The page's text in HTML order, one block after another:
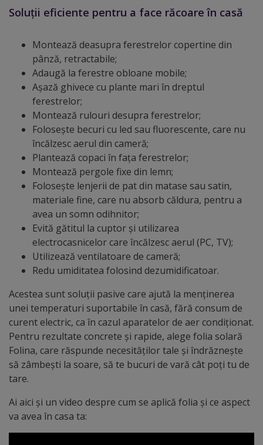
Soluții eficiente pentru a face răcoare în casă
Montează deasupra ferestrelor copertine din
pânză, retractabile;
Adaugă la ferestre obloane mobile;
Așază ghivece cu plante mari în dreptul
ferestrelor;
Montează rulouri desupra ferestrelor;
Folosește becuri cu led sau fluorescente, care nu
încălzesc aerul din cameră;
Plantează copaci în fața ferestrelor;
Montează pergole fixe din lemn;
Folosește lenjerii de pat din matase sau satin,
materiale fine, care nu absorb căldura, pentru a
avea un somn odihnitor;
Evită gătitul la cuptor şi utilizarea
electrocasnicelor care încălzesc aerul (PC, TV);
Utilizează ventilatoare de cameră;
Redu umiditatea folosind dezumidificatoar.
Acestea sunt soluții pasive care ajută la menținerea
unei temperaturi suportabile în casă, fără consum de
curent electric, ca în cazul aparatelor de aer condiționat.
Pentru rezultate concrete și rapide, alege folia solară
Folina, care răspunde necesităților tale și îndrăznește
să zâmbești la soare, să te bucuri de vară cât poți tu de
tare.
Ai aici și un video despre cum se aplică folia și ce aspect
va avea în casa ta: